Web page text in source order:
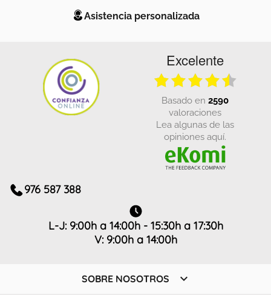
Asistencia personalizada
Excelente
basado en 2590
valoraciones
Lea algunas de las
opiniones aquí.
976 587 388
L-J: 9:00h a 14:00h - 15:30h a 17:30h
V: 9:00h a 14:00h
SOBRE NOSOTROS 